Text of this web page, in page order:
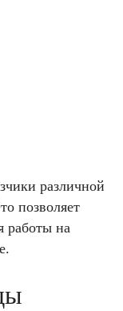
различной
позволяет
работы на